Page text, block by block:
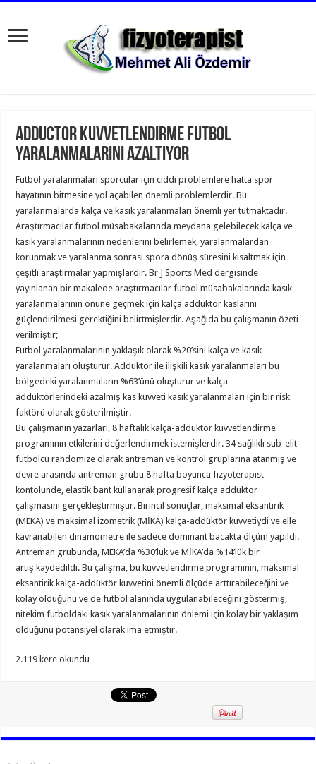
Adductor kuvvetlendirme futbol
yaralanmalarını azaltıyor
Futbol yaralanmaları sporcular için ciddi problemlere hatta spor
hayatının bitmesine yol açabilen önemli problemlerdir. Bu
yaralanmalarda kalça ve kasık yaralanmaları önemli yer tutmaktadır.
Araştırmacılar futbol müsabakalarında meydana gelebilecek kalça ve
kasık yaralanmalarının nedenlerini belirlemek, yaralanmalardan
korunmak ve yaralanma sonrası spora dönüş süresini kısaltmak için
çeşitli araştırmalar yapmışlardır. Br J Sports Med dergisinde
yayınlanan bir makalede araştırmacılar futbol müsabakalarında kasık
yaralanmalarının önüne geçmek için kalça addüktör kaslarını
güçlendirilmesi gerektiğini belirtmişlerdir. Aşağıda bu çalışmanın özeti
verilmiştir;
Futbol yaralanmalarının yaklaşık olarak %20’sini kalça ve kasık
yaralanmaları oluşturur. Addüktör ile ilişkili kasık yaralanmaları bu
bölgedeki yaralanmaların %63’ünü oluşturur ve kalça
addüktörlerindeki azalmış kas kuvveti kasık yaralanmaları için bir risk
faktörü olarak gösterilmiştir.
Bu çalışmanın yazarları, 8 haftalık kalça-addüktör kuvvetlendirme
programının etkilerini değerlendirmek istemişlerdir. 34 sağlıklı sub-elit
futbolcu randomize olarak antreman ve kontrol gruplarına atanmış ve
devre arasında antreman grubu 8 hafta boyunca fizyoterapist
kontolünde, elastik bant kullanarak progresif kalça addüktör
çalışmasını gerçekleştirmiştir. Birincil sonuçlar, maksimal eksantirik
(MEKA) ve maksimal izometrik (MİKA) kalça-addüktör kuvvetiydi ve elle
kavranabilen dinamometre ile sadece dominant bacakta ölçüm yapıldı.
Antreman grubunda, MEKA’da %30’luk ve MİKA’da %14’lük bir
artış kaydedildi. Bu çalışma, bu kuvvetlendirme programının, maksimal
eksantirik kalça-addüktör kuvvetini önemli ölçüde arttırabileceğini ve
kolay olduğunu ve de futbol alanında uygulanabileceğini göstermiş,
nitekim futboldaki kasık yaralanmalarının önlemi için kolay bir yaklaşım
olduğunu potansiyel olarak ima etmiştir.
2.119 kere okundu